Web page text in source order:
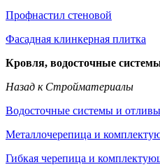
Профнастил стеновой
Фасадная клинкерная плитка
Кровля, водосточные
Назад к Стройматериалы
Водосточные системы и отливы
Металлочерепица и
Гибкая черепица и